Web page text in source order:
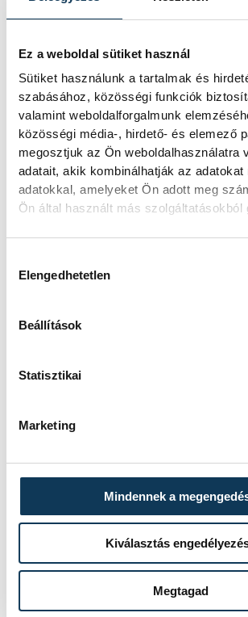
Ez a weboldal sütiket használ
Sütiket használunk a tartalmak és
szabásához, közösségi funkciók
valamint weboldalforgalmunk
közösségi média-, hirdető- és elemező
megosztjuk az Ön weboldalhasználatra
adatait, akik kombinálhatják az adatokat
adatokkal, amelyeket Ön adott meg
Ön által használt más szolgáltatásokból
Elengedhetetlen
Beállítások
Statisztikai
Marketing
Mindennek a
Kiválasztás
Megtagad
TOVÁBBI
KÖZÉRDEKŰ
Ismét permetezik
vadgesztenyefákat
Veszprémben